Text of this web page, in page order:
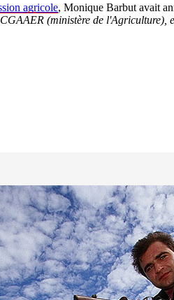
agricole, Monique Barbut avait
(ministère de